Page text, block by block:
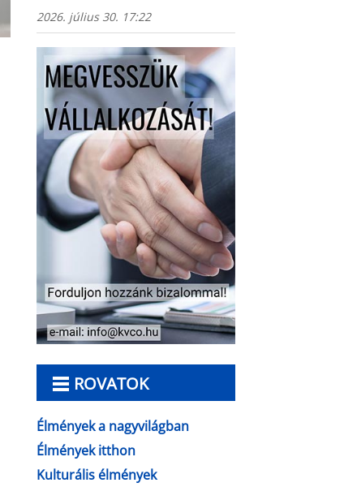
2026. július 30. 17:22
ROVATOK
Élmények a nagyvilágban
Élmények itthon
Kulturális élmények